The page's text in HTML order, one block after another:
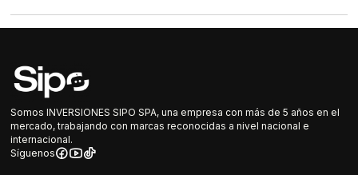
Somos INVERSIONES SIPO SPA, una empresa con más de 5 años en el
mercado, trabajando con marcas reconocidas a nivel nacional e
internacional.
Síguenos